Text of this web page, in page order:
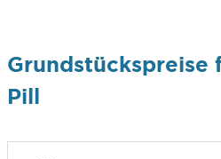
Grundstückspreise
Pill